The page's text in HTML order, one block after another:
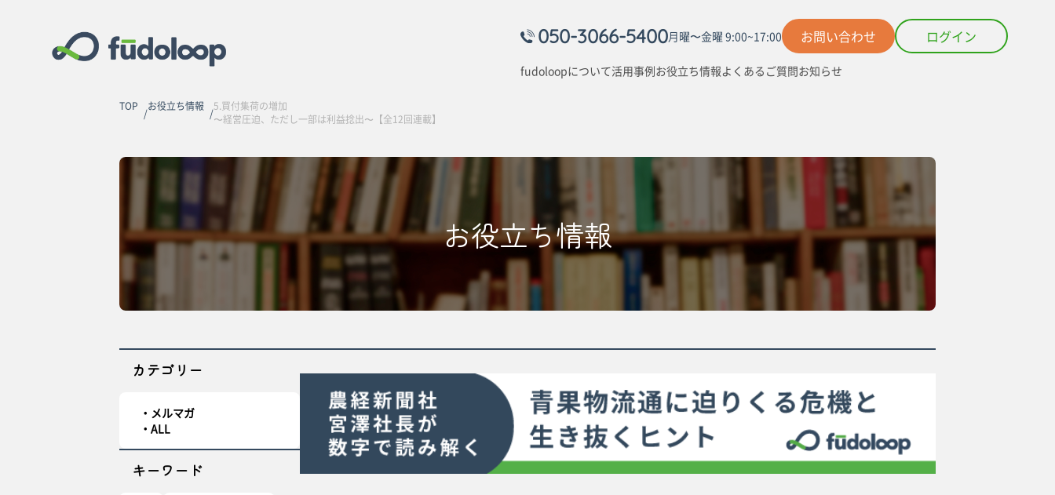
050-3066-5400月曜〜金曜 9:00~17:00 お問い合わせ ログイン
fudoloopについて活用事例お役立ち情報よくあるご質問お知らせ
TOP お役立ち情報
5.買付集荷の増加
〜経営圧迫、ただし一部は利益捻出〜【全12回連載】
お役立ち情報
カテゴリー
メルマガ
ALL
キーワード